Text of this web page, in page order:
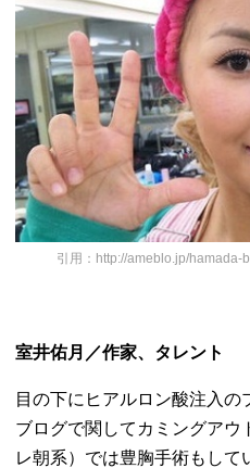
引用：http://ameblo.jp/
室井佑月／作家、タレント
目の下にヒアルロン酸注入
ブログで関してカミングアウ
レ朝系）では豊胸手術もして